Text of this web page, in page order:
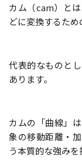
カム（cam）と
どに変換するため
代表的なものと
あります。
カムの「曲線」
象の移動距離・
う本質的な強みを